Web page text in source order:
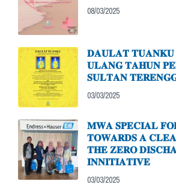
08/03/2025
𝐃𝐀𝐔𝐋𝐀𝐓 𝐓𝐔𝐀𝐍𝐊𝐔
𝐔𝐋𝐀𝐍𝐆 𝐓𝐀𝐇𝐔𝐍
𝐒𝐔𝐋𝐓𝐀𝐍
03/03/2025
𝐌𝐖𝐀 𝐒𝐏𝐄𝐂𝐈𝐀𝐋
𝐓𝐎𝐖𝐀𝐑𝐃𝐒 𝐀
𝐓𝐇𝐄 𝐙𝐄𝐑𝐎
𝐈𝐍𝐍𝐈𝐓𝐈𝐀𝐓𝐈𝐕𝐄
03/03/2025